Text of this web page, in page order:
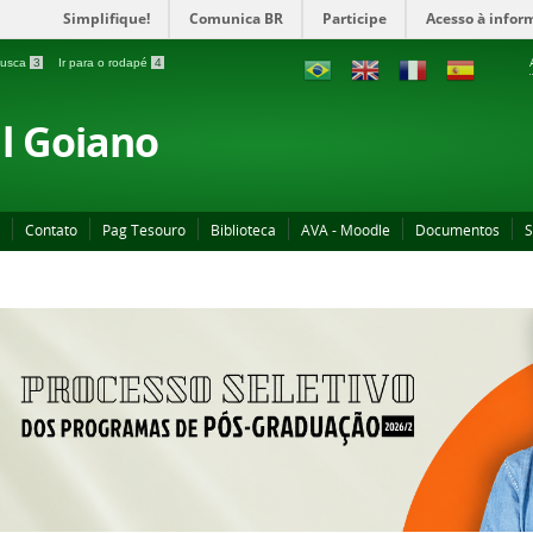
Simplifique! Comunica BR Participe Acesso à
3 Ir para o rodapé 4
Goiano
Contato Pag Tesouro Biblioteca AVA - Moodle Documentos